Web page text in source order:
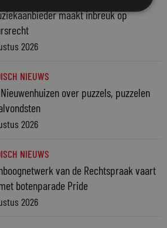
maakt inbreuk op
2026
NIEUWS
over puzzels, puzzelen
2026
NIEUWS
van de Rechtspraak vaart
botenparade Pride
2026